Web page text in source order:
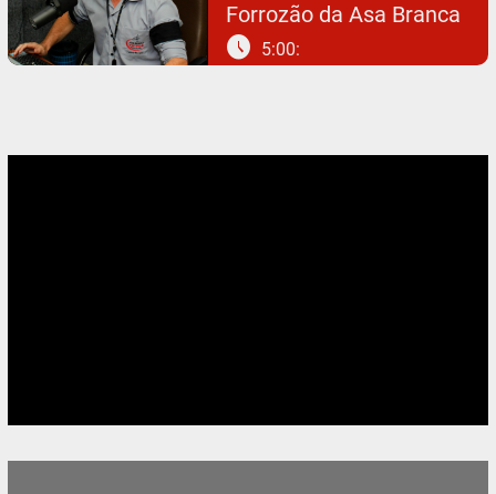
Forrozão da Asa Branca
schedule 5:00: